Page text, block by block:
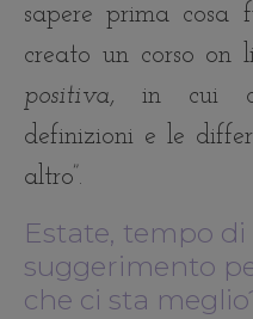
sapere prima cosa
creato un corso on
positiva, in cui
definizioni e le
altro”.
Estate, tempo
suggerimento
che ci sta